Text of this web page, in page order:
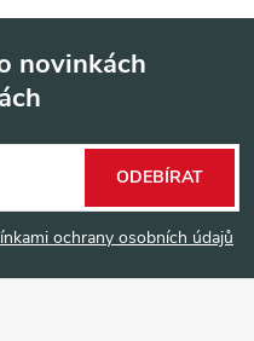
novinkách
ochrany osobních údajů
ODEBÍRAT